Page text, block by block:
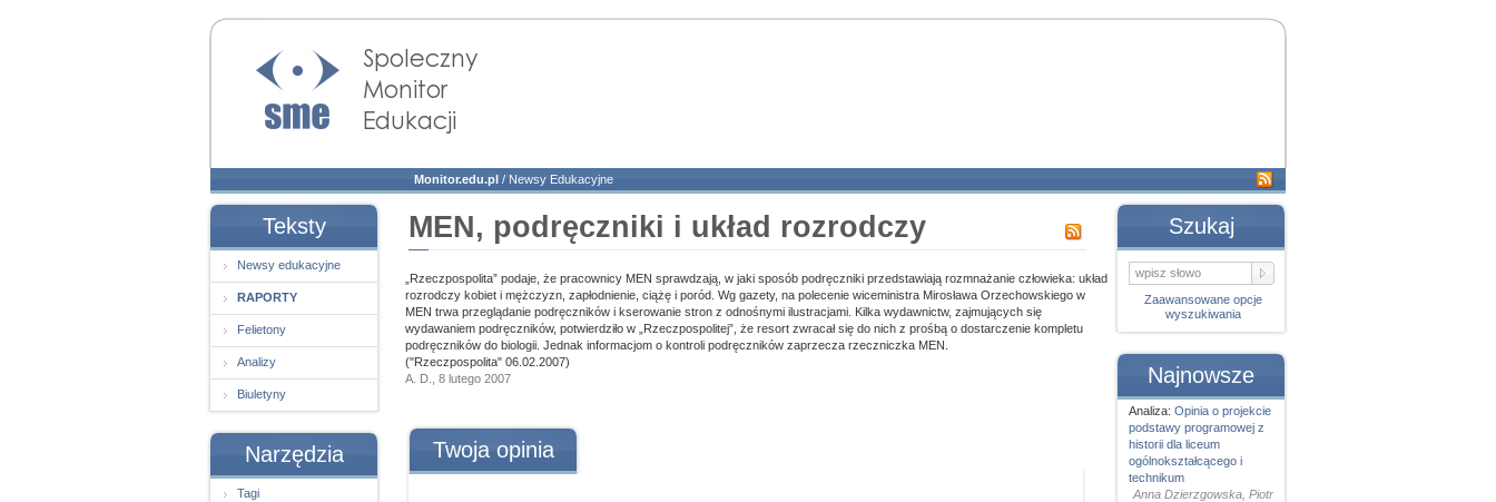
Społeczny Monitor
Edukacji
Monitor.edu.pl / Newsy Edukacyjne
Teksty
Newsy edukacyjne
RAPORTY
Felietony
Analizy
Biuletyny
Narzędzia
Tagi
MEN, podręczniki i układ rozrodczy
„Rzeczpospolita” podaje, że pracownicy MEN sprawdzają, w jaki sposób podręczniki przedstawiają rozmnażanie człowieka: układ
rozrodczy kobiet i mężczyzn, zapłodnienie, ciążę i poród. Wg gazety, na polecenie wiceministra Mirosława Orzechowskiego w
MEN trwa przeglądanie podręczników i kserowanie stron z odnośnymi ilustracjami. Kilka wydawnictw, zajmujących się
wydawaniem podręczników, potwierdziło w „Rzeczpospolitej”, że resort zwracał się do nich z prośbą o dostarczenie kompletu
podręczników do biologii. Jednak informacjom o kontroli podręczników zaprzecza rzeczniczka MEN.
("Rzeczpospolita" 06.02.2007)
A. D., 8 lutego 2007
Twoja opinia
Szukaj
Zaawansowane opcje
wyszukiwania
Najnowsze
Analiza: Opinia o projekcie
podstawy programowej z
historii dla liceum
ogólnokształcącego i
technikum
Anna Dzierzgowska, Piotr